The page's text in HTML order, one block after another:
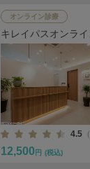
オンライン診療
キレイパスオンラ
4.5
12,500 円 (税込)